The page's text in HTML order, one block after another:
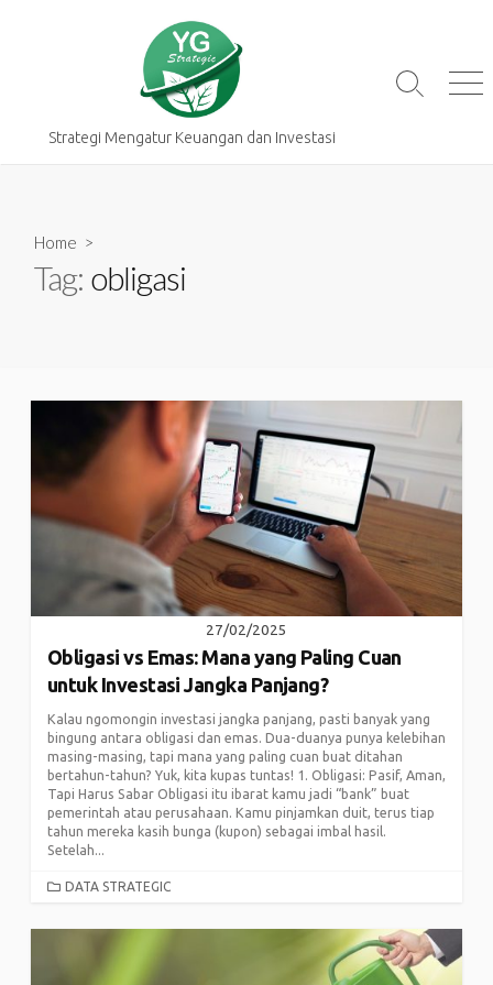
Strategi Mengatur Keuangan dan Investasi
Search
Home >
Tag: obligasi
27/02/2025
Obligasi vs Emas: Mana yang Paling Cuan
untuk Investasi Jangka Panjang?
Kalau ngomongin investasi jangka panjang, pasti banyak yang
bingung antara obligasi dan emas. Dua-duanya punya kelebihan
masing-masing, tapi mana yang paling cuan buat ditahan
bertahun-tahun? Yuk, kita kupas tuntas! 1. Obligasi: Pasif, Aman,
Tapi Harus Sabar Obligasi itu ibarat kamu jadi “bank” buat
pemerintah atau perusahaan. Kamu pinjamkan duit, terus tiap
tahun mereka kasih bunga (kupon) sebagai imbal hasil.
Setelah...
CATEGORIES
DATA STRATEGIC